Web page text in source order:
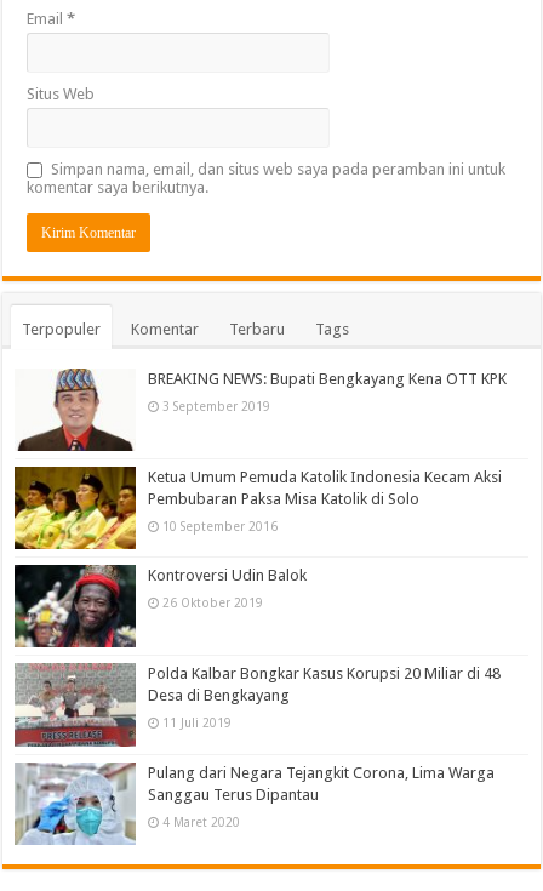
Email*
Situs Web
Simpan nama, email, dan situs web saya pada peramban ini untuk
komentar saya berikutnya.
Terpopuler Komentar Terbaru Tags
BREAKING NEWS: Bupati Bengkayang Kena OTT KPK
3 September 2019
Ketua Umum Pemuda Katolik Indonesia Kecam Aksi
Pembubaran Paksa Misa Katolik di Solo
10 September 2016
Kontroversi Udin Balok
26 Oktober 2019
Polda Kalbar Bongkar Kasus Korupsi 20 Miliar di 48
Desa di Bengkayang
11 Juli 2019
Pulang dari Negara Tejangkit Corona, Lima Warga
Sanggau Terus Dipantau
4 Maret 2020